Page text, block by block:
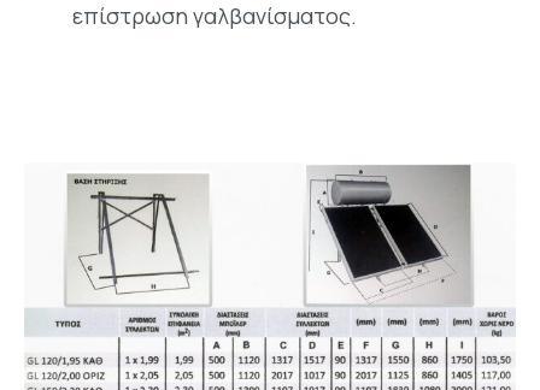
επίστρωση γαλβανίσματος.